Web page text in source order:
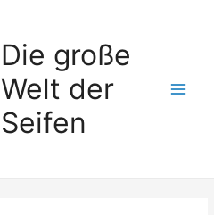
Die große
Welt der
Seifen